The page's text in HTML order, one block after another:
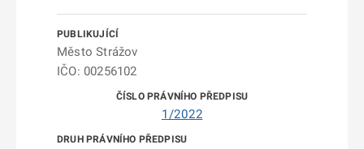
Město Strážov
IČO: 00256102
1/2022